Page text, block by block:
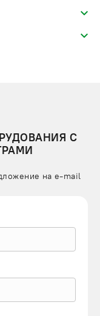
С
на e-mail